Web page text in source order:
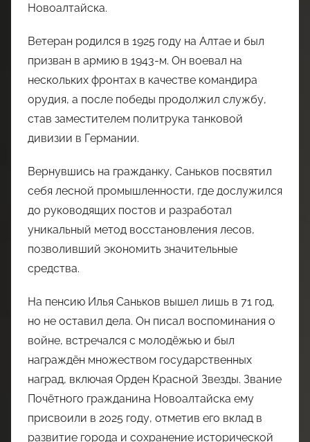
Новоалтайска.
Ветеран родился в 1925 году на Алтае и был
призван в армию в 1943-м. Он воевал на
нескольких фронтах в качестве командира
орудия, а после победы продолжил службу,
став заместителем политрука танковой
дивизии в Германии.
Вернувшись на гражданку, Саньков посвятил
себя лесной промышленности, где дослужился
до руководящих постов и разработал
уникальный метод восстановления лесов,
позволивший экономить значительные
средства.
На пенсию Илья Саньков вышел лишь в 71 год,
но не оставил дела. Он писал воспоминания о
войне, встречался с молодёжью и был
награждён множеством государственных
наград, включая Орден Красной Звезды. Звание
Почётного гражданина Новоалтайска ему
присвоили в 2025 году, отметив его вклад в
развитие города и сохранение исторической